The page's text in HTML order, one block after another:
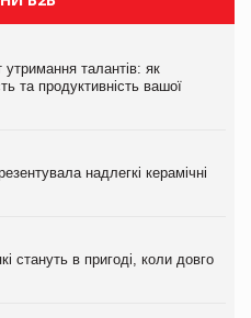
утримання талантів: як
та продуктивність вашої
надлегкі керамічні
стануть в пригоді, коли довго